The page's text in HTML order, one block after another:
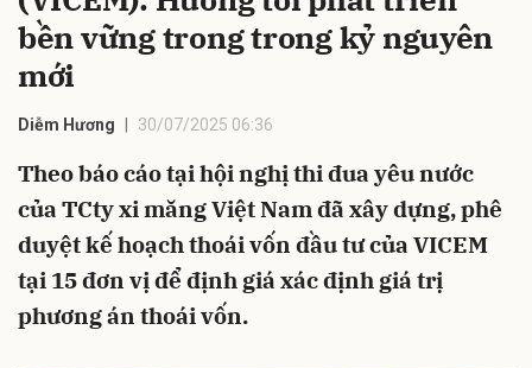
bền vững trong trong kỷ nguyên
mới
Diễm Hương 30/07/2025 06:36
Theo báo cáo tại hội nghị thi đua yêu nước
của TCty xi măng Việt Nam đã xây dựng, phê
duyệt kế hoạch thoái vốn đầu tư của VICEM
tại 15 đơn vị để định giá xác định giá trị
phương án thoái vốn.